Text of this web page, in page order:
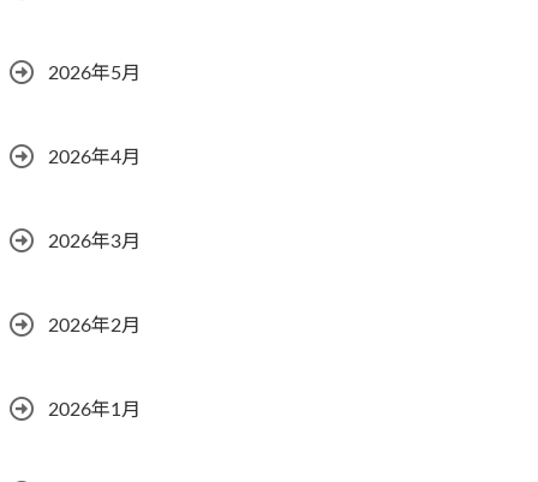
2026年5月
2026年4月
2026年3月
2026年2月
2026年1月